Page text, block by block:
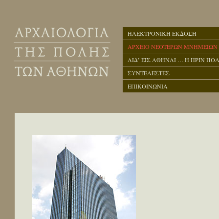
ΗΛΕΚΤΡΟΝΙΚΗ ΕΚΔΟΣΗ
ΑΡΧΕΙΟ ΝΕΟΤΕΡΩΝ ΜΝΗΜΕΙΩΝ
ΑΙΔ’ ΕΙΣ ΑΘΗΝΑΙ … Η ΠΡΙΝ
ΣΥΝΤΕΛΕΣΤΕΣ
ΕΠΙΚΟΙΝΩΝΙΑ